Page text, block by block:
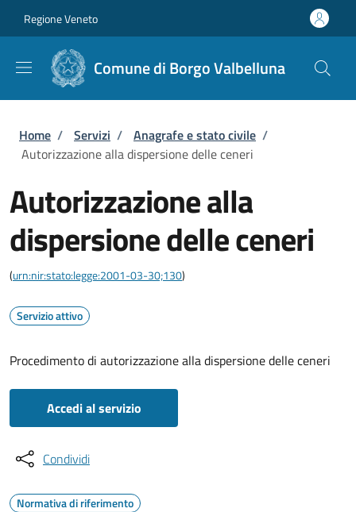
Regione Veneto
Comune di Borgo Valbelluna
Briciole di pane
Home / Servizi / Anagrafe e stato civile /
Autorizzazione alla dispersione delle ceneri
Autorizzazione alla
dispersione delle ceneri
(urn:nir:stato:legge:2001-03-30;130)
Servizio attivo
Procedimento di autorizzazione alla dispersione delle ceneri
Accedi al servizio
Condividi
Normativa di riferimento